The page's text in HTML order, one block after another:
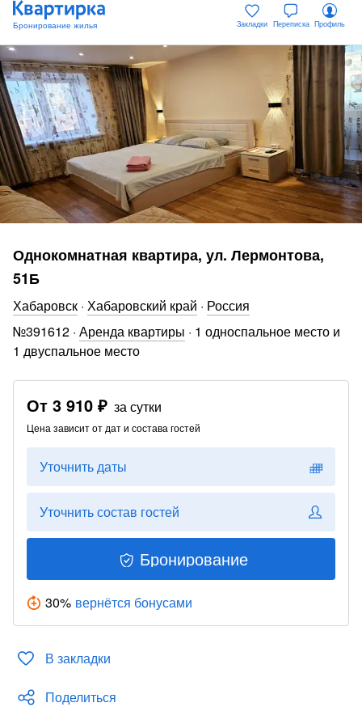
Закладки Переписка Профиль
Однокомнатная квартира, ул. Лермонтова,
51Б
Хабаровск · Хабаровский край · Россия
№391612 · Аренда квартиры · 1 односпальное место и
1 двуспальное место
От 3 910 ₽ за сутки
Цена зависит от дат и состава гостей
Уточнить даты
Уточнить состав гостей
Бронирование
30% вернётся бонусами
В закладки
Поделиться